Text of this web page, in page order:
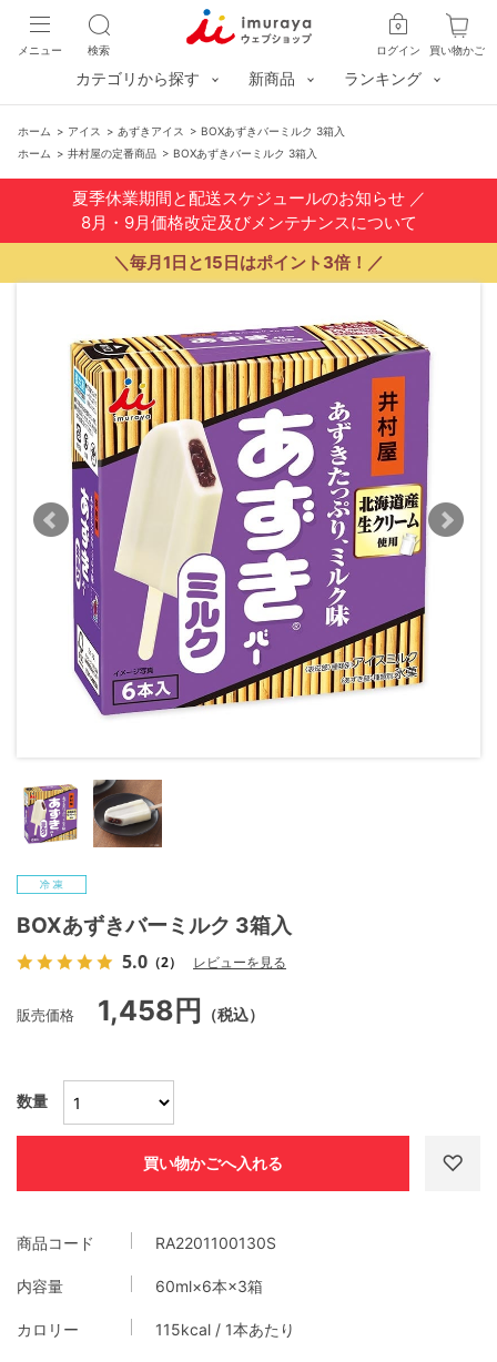
買い物かご
ログイン
検索
メニュー
カテゴリから探す 新商品 ランキング
ホーム > アイス > あずきアイス > BOXあずきバーミルク 3箱入
ホーム > 井村屋の定番商品 > BOXあずきバーミルク 3箱入
夏季休業期間と配送スケジュールのお知らせ／
8月・9月価格改定及びメンテナンスについて
＼毎月1日と15日はポイント3倍！／
BOXあずきバーミルク 3箱入
5.0 （2） レビューを見る
販売価格 1,458円 （税込）
数量
商品コード RA2201100130S
内容量 60ml×6本×3箱
カロリー 115kcal / 1本あたり